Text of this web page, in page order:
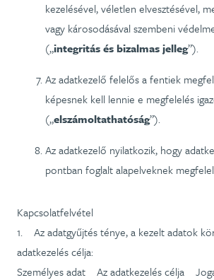
kezelésével, véletlen elvesztésével,
vagy károsodásával szembeni
(„integritás és bizalmas jelleg”).
Az adatkezelő felelős a fentiek
képesnek kell lennie e megfelelés
(„elszámoltathatóság”).
Az adatkezelő nyilatkozik, hogy
pontban foglalt alapelveknek
Kapcsolatfelvétel
1. Az adatgyűjtés ténye, a kezelt adatok
adatkezelés célja:
Személyes adat Az adatkezelés célja